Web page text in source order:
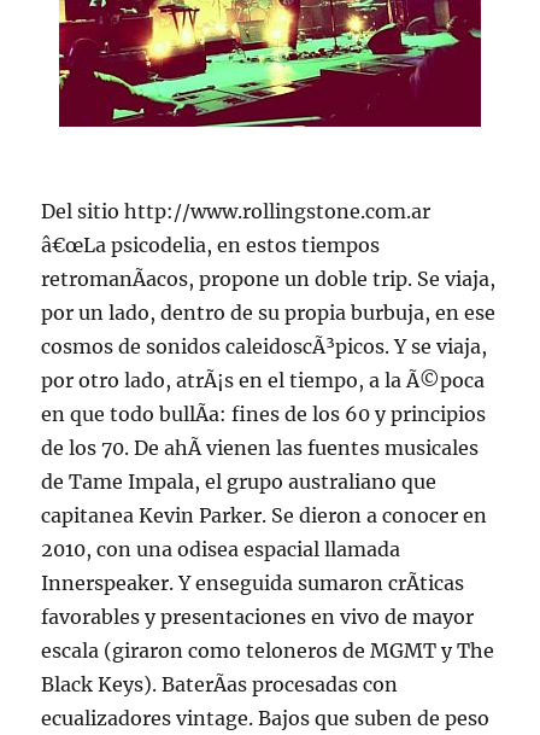
Del sitio http://www.rollingstone.com.ar
â€œLa psicodelia, en estos tiempos
retromanÃ­acos, propone un doble trip. Se viaja,
por un lado, dentro de su propia burbuja, en ese
cosmos de sonidos caleidoscÃ³picos. Y se viaja,
por otro lado, atrÃ¡s en el tiempo, a la Ã©poca
en que todo bullÃ­a: fines de los 60 y principios
de los 70. De ahÃ­ vienen las fuentes musicales
de Tame Impala, el grupo australiano que
capitanea Kevin Parker. Se dieron a conocer en
2010, con una odisea espacial llamada
Innerspeaker. Y enseguida sumaron crÃ­ticas
favorables y presentaciones en vivo de mayor
escala (giraron como teloneros de MGMT y The
Black Keys). BaterÃ­as procesadas con
ecualizadores vintage. Bajos que suben de peso